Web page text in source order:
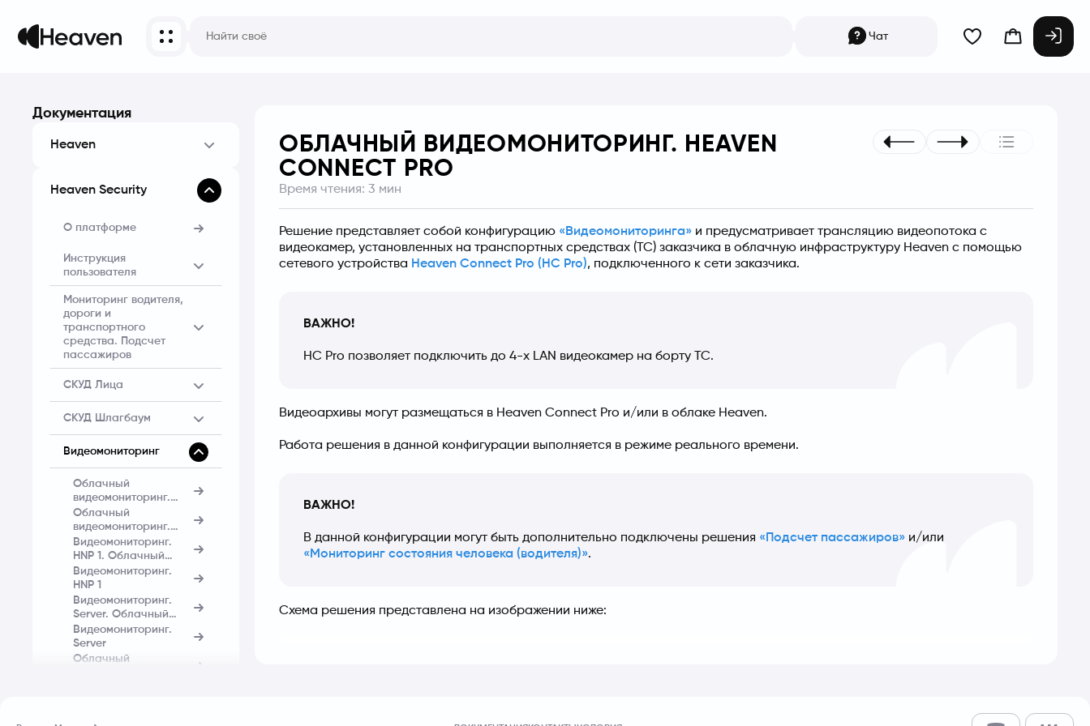
Чат
Документация
Heaven
Heaven Security
О платформе
Инструкция
пользователя
Мониторинг водителя,
дороги и
транспортного
средства. Подсчет
пассажиров
СКУД Лица
СКУД Шлагбаум
Видеомониторинг
Облачный
видеомониторинг.
Heaven Connect
Облачный
видеомониторинг.
Heaven Cam
Видеомониторинг.
HNP 1. Облачный
портал
Видеомониторинг.
HNP 1
Видеомониторинг.
Server. Облачный
портал
Видеомониторинг.
Server
Облачный
ОБЛАЧНЫЙ ВИДЕОМОНИТОРИНГ. HEAVEN
CONNECT PRO
Время чтения: 3 мин
Решение представляет собой конфигурацию «Видеомониторинга» и предусматривает трансляцию видеопотока с
видеокамер, установленных на транспортных средствах (ТС) заказчика в облачную инфраструктуру Heaven с помощью
cетевого устройства Heaven Connect Pro (HC Pro), подключенного к сети заказчика.
ВАЖНО!
HC Pro позволяет подключить до 4-х LAN видеокамер на борту ТС.
Видеоархивы могут размещаться в Heaven Connect Pro и/или в облаке Heaven.
Работа решения в данной конфигурации выполняется в режиме реального времени.
ВАЖНО!
В данной конфигурации могут быть дополнительно подключены решения «Подсчет пассажиров»
«Мониторинг состояния человека (водителя)»
Схема решения представлена на изображении ниже: